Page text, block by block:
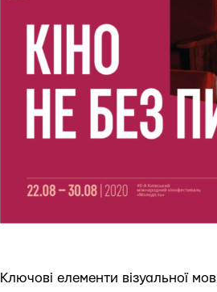
Ключові елементи візуальної